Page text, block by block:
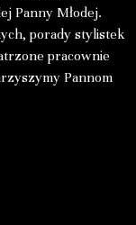
Panny Młodej.
porady stylistek
pracownie
Pannom